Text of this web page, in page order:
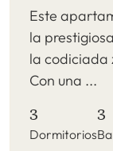
Este
la
la codiciada
Con una ...
3
Dormitorios
3